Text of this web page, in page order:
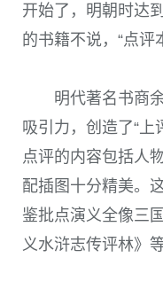
开始了，明朝时达
的书籍不说，“点评
明代著名书商
吸引力，创造了“上
点评的内容包括人
配插图十分精美。
鉴批点演义全像三
义水浒志传评林》